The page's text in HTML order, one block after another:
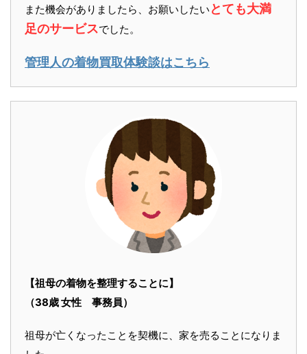
また機会がありましたら、お願いしたい とても大満
足のサービスでした。
管理人の着物買取体験談はこちら
【祖母の着物を整理することに】
（38歳 女性 事務員）
祖母が亡くなったことを契機に、家を売ることになりま